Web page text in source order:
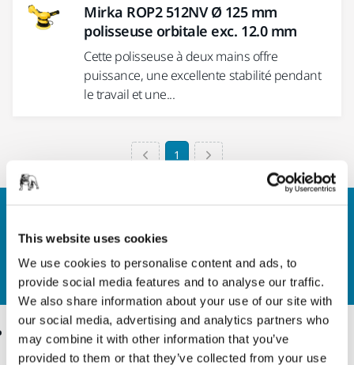
This website uses cookies
We use cookies to personalise content and ads, to
provide social media features and to analyse our traffic.
We also share information about your use of our site with
our social media, advertising and analytics partners who
may combine it with other information that you’ve
provided to them or that they’ve collected from your use
Mirka ROP2 512NV Ø 125 mm
polisseuse orbitale exc. 12.0 mm
Cette polisseuse à deux mains offre
puissance, une excellente stabilité pendant
le travail et une...
1
Vous souhaitez en savoir plus ?
nouset notre équipe d'experts répondra à vos
questions.
Produits Savoir-Faire